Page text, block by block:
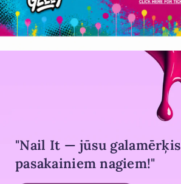
"Nail It — jūsu galamērķis
pasakainiem nagiem!"